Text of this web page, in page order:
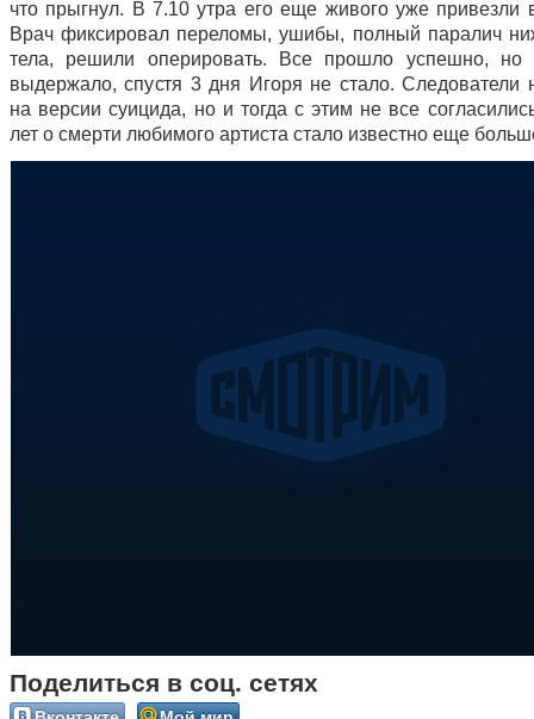
что прыгнул. В 7.10 утра его еще живого уже привезли
Врач фиксировал переломы, ушибы, полный паралич
тела, решили оперировать. Все прошло успешно, но
выдержало, спустя 3 дня Игоря не стало. Следователи
на версии суицида, но и тогда с этим не все
лет о смерти любимого артиста стало известно еще
Поделиться в соц. сетях